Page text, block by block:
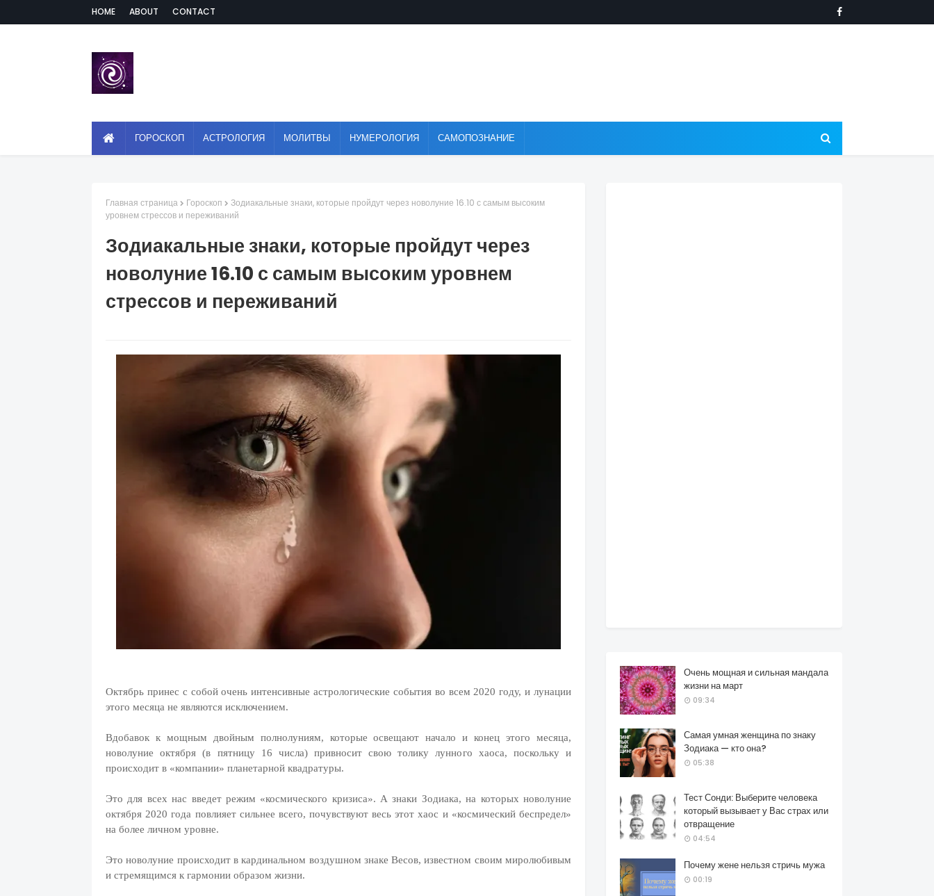
HOME ABOUT CONTACT
ГОРОСКОП АСТРОЛОГИЯ МОЛИТВЫ НУМЕРОЛОГИЯ САМОПОЗНАНИЕ
Главная страница Гороскоп
Зодиакальные знаки, которые пройдут через новолуние 16.10 с самым высоким
уровнем стрессов и переживаний
Зодиакальные знаки, которые пройдут через
новолуние 16.10 с самым высоким уровнем
стрессов и переживаний
Октябрь принес с собой очень интенсивные астрологические события во всем 2020 году, и лунации
этого месяца не являются исключением.
Вдобавок к мощным двойным полнолуниям, которые освещают начало и конец этого месяца,
новолуние октября (в пятницу 16 числа) привносит свою толику лунного хаоса, поскольку и
происходит в «компании» планетарной квадратуры.
Это для всех нас введет режим «космического кризиса». А знаки Зодиака, на которых новолуние
октября 2020 года повлияет сильнее всего, почувствуют весь этот хаос и «космический беспредел»
на более личном уровне.
Это новолуние происходит в кардинальном воздушном знаке Весов, известном своим миролюбивым
и стремящимся к гармонии образом жизни.
Очень мощная и сильная мандала
жизни на март
09:34
Самая умная женщина по знаку
Зодиака — кто она?
05:38
Тест Сонди: Выберите человека
который вызывает у Вас страх или
отвращение
04:54
Почему жене нельзя стричь мужа
00:19